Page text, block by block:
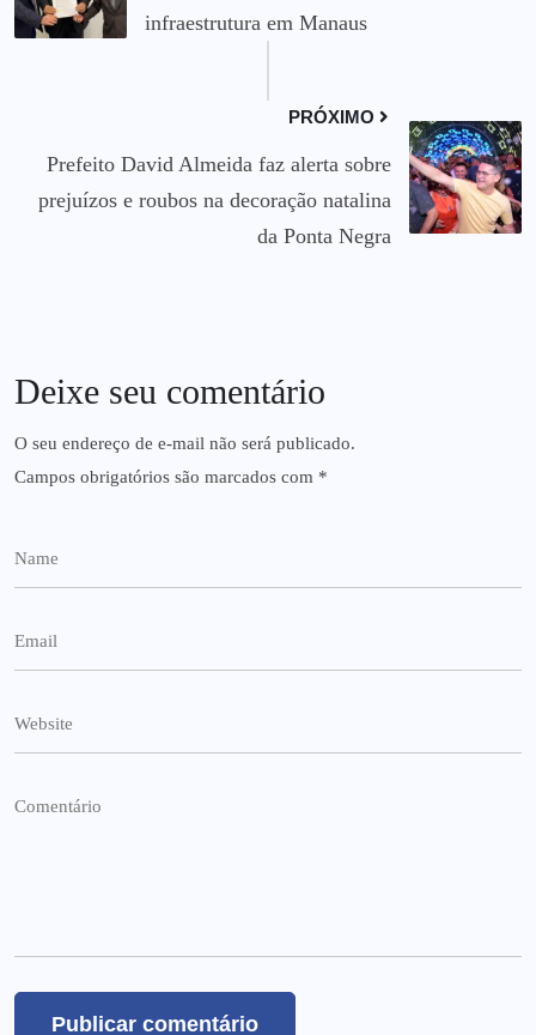
infraestrutura em Manaus
PRÓXIMO
Prefeito David Almeida faz alerta sobre
prejuízos e roubos na decoração natalina
da Ponta Negra
Deixe seu comentário
O seu endereço de e-mail não será publicado.
Campos obrigatórios são marcados com *